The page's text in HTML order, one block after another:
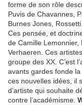
forme de son rôle
Puvis de Chavannes,
Burnes Jones, Rossetti.
Ces pensée, et
de Camille
Verhaeren. Ces
groupe des XX. C’est
avants gardes fonde la
ces nouvelles idées, il
d’artiste qui souhaite
contre l’académisme.